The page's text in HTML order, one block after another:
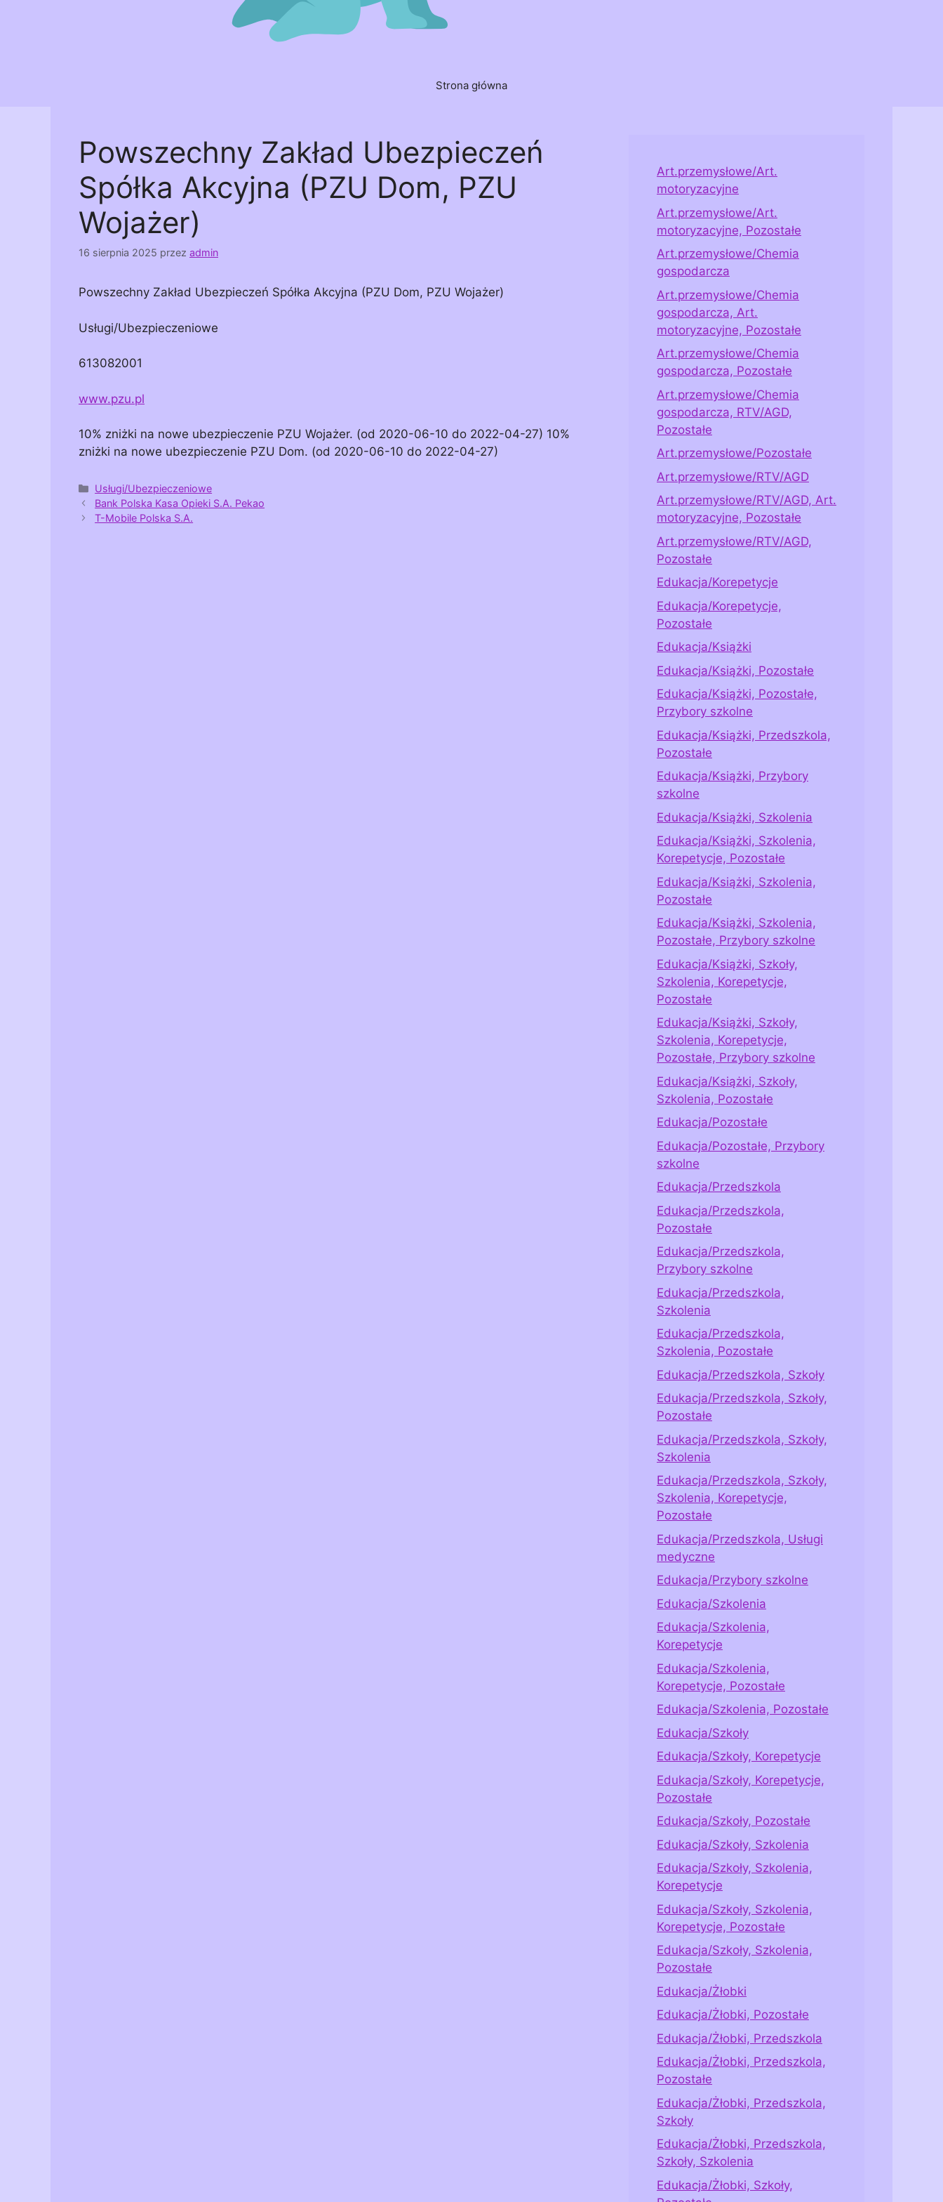
Strona główna
Powszechny Zakład Ubezpieczeń
Spółka Akcyjna (PZU Dom, PZU
Wojażer)
16 sierpnia 2025 przez admin
Powszechny Zakład Ubezpieczeń Spółka Akcyjna (PZU Dom, PZU Wojażer)
Usługi/Ubezpieczeniowe
613082001
www.pzu.pl
10% zniżki na nowe ubezpieczenie PZU Wojażer. (od 2020-06-10 do 2022-04-27) 10%
zniżki na nowe ubezpieczenie PZU Dom. (od 2020-06-10 do 2022-04-27)
Kategorie
Usługi/Ubezpieczeniowe
Bank Polska Kasa Opieki S.A. Pekao
T-Mobile Polska S.A.
Art.przemysłowe/Art.
motoryzacyjne
Art.przemysłowe/Art.
motoryzacyjne, Pozostałe
Art.przemysłowe/Chemia
gospodarcza
Art.przemysłowe/Chemia
gospodarcza, Art.
motoryzacyjne, Pozostałe
Art.przemysłowe/Chemia
gospodarcza, Pozostałe
Art.przemysłowe/Chemia
gospodarcza, RTV/AGD,
Pozostałe
Art.przemysłowe/Pozostałe
Art.przemysłowe/RTV/AGD
Art.przemysłowe/RTV/AGD, Art.
motoryzacyjne, Pozostałe
Art.przemysłowe/RTV/AGD,
Pozostałe
Edukacja/Korepetycje
Edukacja/Korepetycje,
Pozostałe
Edukacja/Książki
Edukacja/Książki, Pozostałe
Edukacja/Książki, Pozostałe,
Przybory szkolne
Edukacja/Książki, Przedszkola,
Pozostałe
Edukacja/Książki, Przybory
szkolne
Edukacja/Książki, Szkolenia
Edukacja/Książki, Szkolenia,
Korepetycje, Pozostałe
Edukacja/Książki, Szkolenia,
Pozostałe
Edukacja/Książki, Szkolenia,
Pozostałe, Przybory szkolne
Edukacja/Książki, Szkoły,
Szkolenia, Korepetycje,
Pozostałe
Edukacja/Książki, Szkoły,
Szkolenia, Korepetycje,
Pozostałe, Przybory szkolne
Edukacja/Książki, Szkoły,
Szkolenia, Pozostałe
Edukacja/Pozostałe
Edukacja/Pozostałe, Przybory
szkolne
Edukacja/Przedszkola
Edukacja/Przedszkola,
Pozostałe
Edukacja/Przedszkola,
Przybory szkolne
Edukacja/Przedszkola,
Szkolenia
Edukacja/Przedszkola,
Szkolenia, Pozostałe
Edukacja/Przedszkola, Szkoły
Edukacja/Przedszkola, Szkoły,
Pozostałe
Edukacja/Przedszkola, Szkoły,
Szkolenia
Edukacja/Przedszkola, Szkoły,
Szkolenia, Korepetycje,
Pozostałe
Edukacja/Przedszkola, Usługi
medyczne
Edukacja/Przybory szkolne
Edukacja/Szkolenia
Edukacja/Szkolenia,
Korepetycje
Edukacja/Szkolenia,
Korepetycje, Pozostałe
Edukacja/Szkolenia, Pozostałe
Edukacja/Szkoły
Edukacja/Szkoły, Korepetycje
Edukacja/Szkoły, Korepetycje,
Pozostałe
Edukacja/Szkoły, Pozostałe
Edukacja/Szkoły, Szkolenia
Edukacja/Szkoły, Szkolenia,
Korepetycje
Edukacja/Szkoły, Szkolenia,
Korepetycje, Pozostałe
Edukacja/Szkoły, Szkolenia,
Pozostałe
Edukacja/Żłobki
Edukacja/Żłobki, Pozostałe
Edukacja/Żłobki, Przedszkola
Edukacja/Żłobki, Przedszkola,
Pozostałe
Edukacja/Żłobki, Przedszkola,
Szkoły
Edukacja/Żłobki, Przedszkola,
Szkoły, Szkolenia
Edukacja/Żłobki, Szkoły,